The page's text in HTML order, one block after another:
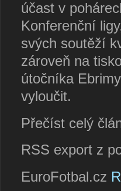
účast v
Konferenční
svých soutěží
zároveň na
útočníka
vyloučit.
Přečíst celý
RSS export z
EuroFotbal.cz